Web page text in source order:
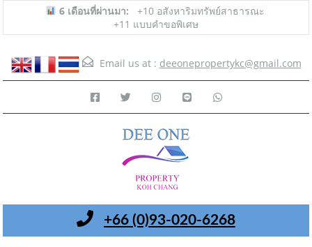
6 เดือนที่ผ่านมา:
+10 อสังหาริมทรัพย์สาธารณะ
+11 แบบคำขอพิเศษ
Email us at : deeonepropertykc@gmail.com
+66 (0)93-020-6268